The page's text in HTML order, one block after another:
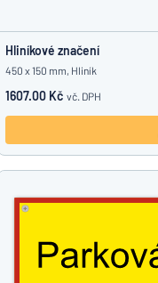
Hliníkové značení
450 x 150 mm, Hliník
1607.00 Kč vč. DPH